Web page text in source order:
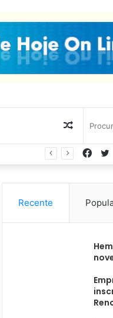
Artigo
aleatório
Recente